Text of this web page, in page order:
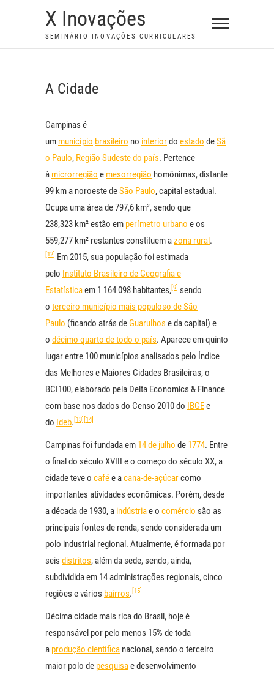
X Inovações
SEMINÁRIO INOVAÇÕES CURRICULARES
A Cidade
Campinas é
um município brasileiro no interiordo estado deSã
o Paulo, Região Sudeste do país. Pertence
à microrregião e mesorregião homônimas, distante
99 km a noroeste deSão Paulo, capital estadual.
Ocupa uma área de 797,6 km², sendo que
238,323 km² estão em perímetro urbano e os
559,277 km² restantes constituem azona rural.
[12] Em 2015, sua população foi estimada
pelo Instituto Brasileiro de Geografia e
Estatísticaem 1 164 098 habitantes, [9] sendo
o terceiro município mais populoso de São
Paulo (ficando atrás deGuarulhos e da capital) e
o décimo quarto de todo o país. Aparece em quinto
lugar entre 100 municípios analisados pelo Índice
das Melhores e Maiores Cidades Brasileiras, o
BCI100, elaborado pela Delta Economics & Finance
com base nos dados do Censo 2010 do IBGEe
do Ideb. [13] [14]
Campinas foi fundada em 14 de julho de 1774. Entre
o final do século XVIII e o começo do século XX, a
cidade teve o cafée acana-de-açúcarcomo
importantes atividades econômicas. Porém, desde
a década de 1930, a indústriae o comércio são as
principais fontes de renda, sendo considerada um
polo industrial regional. Atualmente, é formada por
seis distritos, além da sede, sendo, ainda,
subdividida em 14 administrações regionais, cinco
regiões e vários bairros. [15]
Décima cidade mais rica do Brasil, hoje é
responsável por pelo menos 15% de toda
a produção científica nacional, sendo o terceiro
maior polo de pesquisae desenvolvimento